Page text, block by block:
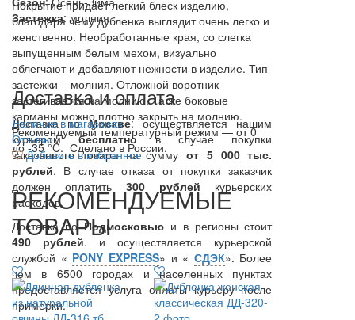
Покрытие придает легкий блеск изделию,
благодаря чему дубленка выглядит очень легко и
женственно. Необработанные края, со слегка
выпущенным белым мехом, визуально
облегчают и добавляют нежности в изделие. Тип
застежки – молния. Отложной воротник
застегивается на молнию. Та же боковые
карманы можно плотно закрыть на молнию.
Рекомендуемый температурный режим — от 0
до -35 °C. Сделано в России.
Застежка: молния
Доставка и оплата
Доставка поМоскве: осуществляется нашим
курьеромбесплатнов случае покупки
заказанного товара на суммуот 5 000 тыс.
рублей. В случае отказа от покупки заказчик
должен оплатить300 рублей курьерских
расходов.
Доставка поПодмосковью и в регионы стоит
490 рублей. и осуществляется курьерской
службой « PONY EXPRESS» и « СДЭК». Более
чем в 6500 городах и населенных пунктах
предоставляется услуга оплаты курьеру после
примерки.
Наличие в магазинах
Отзывы
Добавить в избранное
РЕКОМЕНДУЕМЫЕ
ТОВАРЫ